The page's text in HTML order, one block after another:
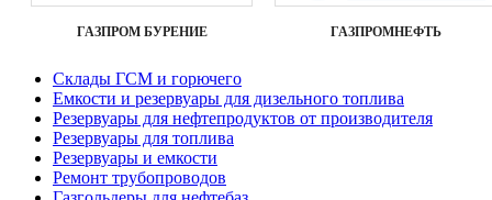
ГАЗПРОМ БУРЕНИЕ ГАЗПРОМНЕФТЬ
«Технически
встречу.
«Малый вес
испытание
весь
Склады ГСМ и горючего
Емкости и резервуары для дизельного топлива
Резервуары для нефтепродуктов от производителя
Резервуары для топлива
Резервуары и емкости
Ремонт трубопроводов